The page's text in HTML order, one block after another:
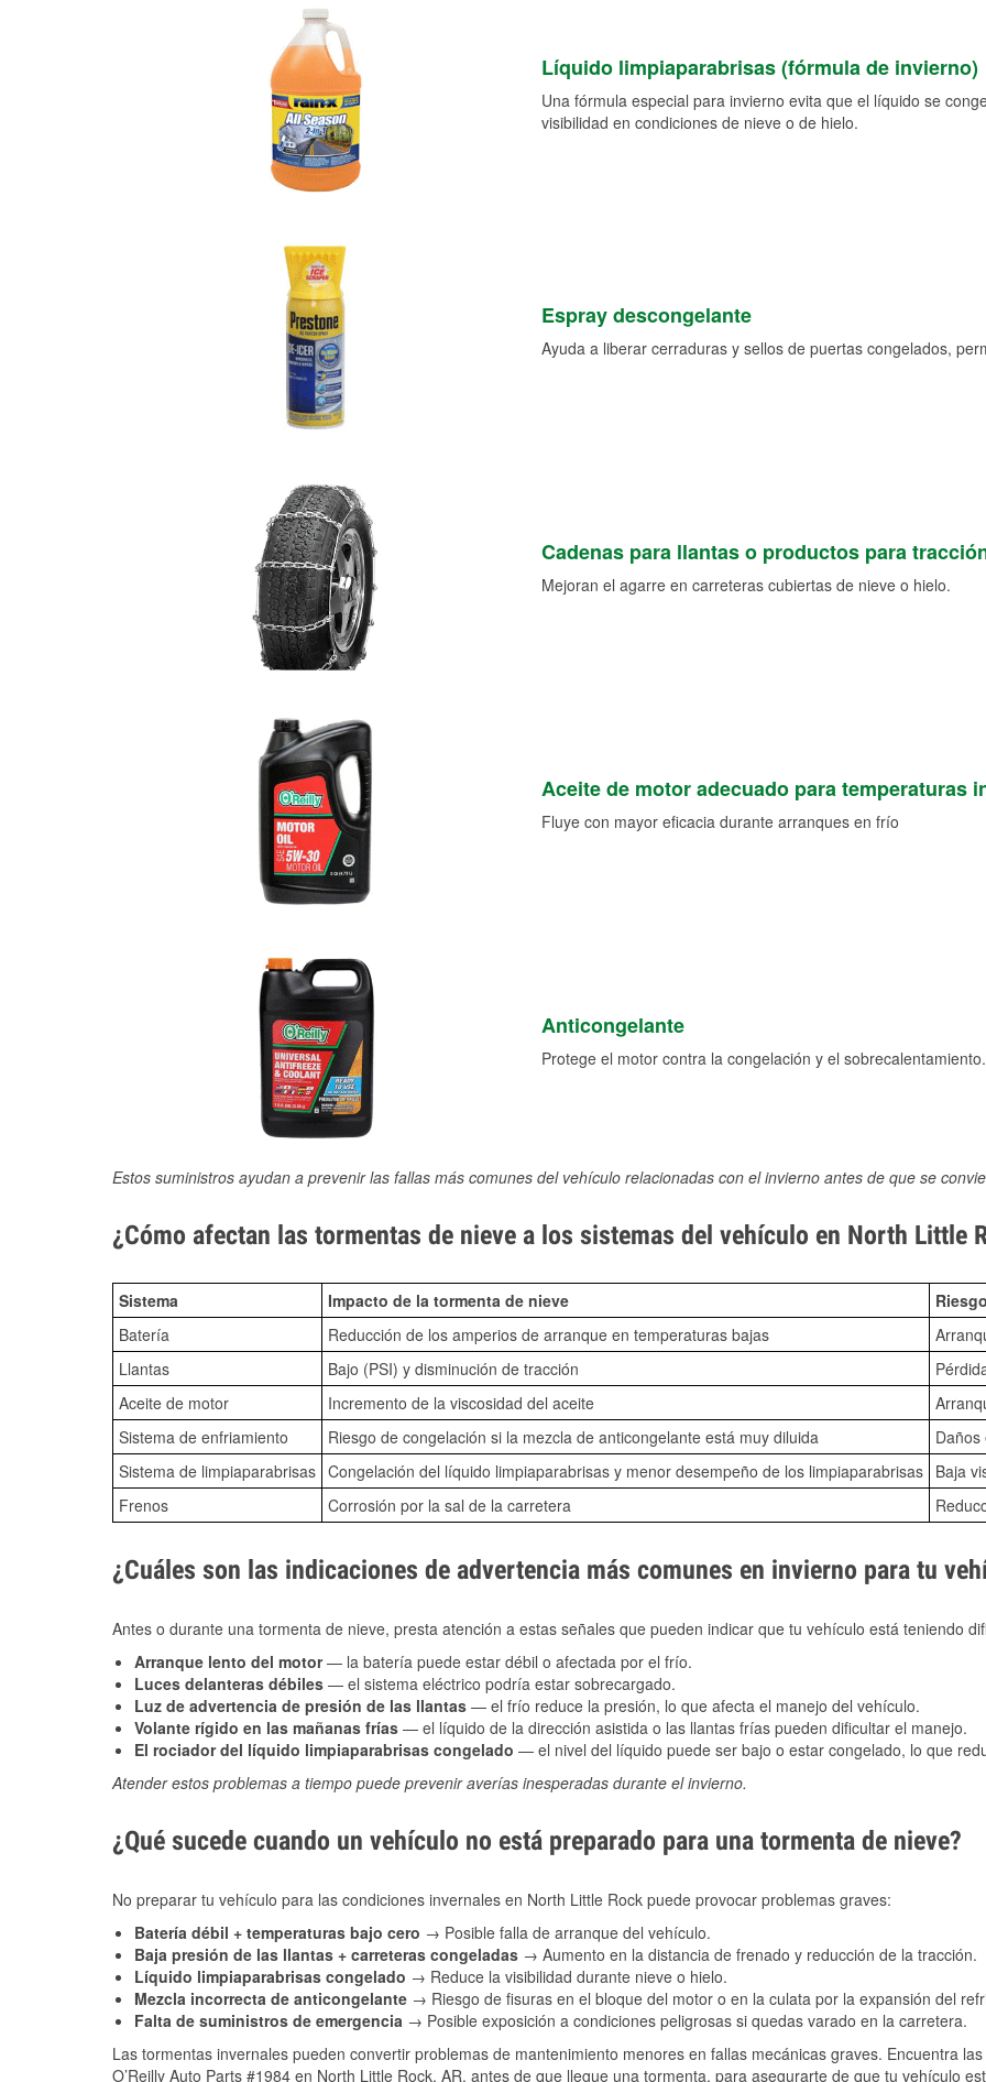
Líquido limpiaparabrisas (fórmula de invierno)
Una fórmula especial para invierno evita que el líquido se
visibilidad en condiciones de nieve o de hielo.
Espray descongelante
Ayuda a liberar cerraduras y sellos de puertas congelados,
Cadenas para llantas o productos para
Mejoran el agarre en carreteras cubiertas de nieve o hielo.
Aceite de motor adecuado para temperaturas
Fluye con mayor eficacia durante arranques en frío
Anticongelante
Protege el motor contra la congelación y el sobrecalentamiento.
Estos suministros ayudan a prevenir las fallas más comunes del vehículo relacionadas con el invierno antes de que se
¿Cómo afectan las tormentas de nieve a los sistemas del vehículo en North Little
Sistema Impacto de la tormenta de nieve
Batería
Reducción de los amperios de arranque en temperaturas bajas
Llantas
Bajo (PSI) y disminución de tracción
Aceite de motor
Incremento de la viscosidad del aceite
Sistema de enfriamiento
Riesgo de congelación si la mezcla de anticongelante está muy diluida
Sistema de limpiaparabrisas Congelación del líquido limpiaparabrisas y menor desempeño de los limpiaparabrisas Baja
Frenos
Corrosión por la sal de la carretera
¿Cuáles son las indicaciones de advertencia más comunes en invierno para tu
Antes o durante una tormenta de nieve, presta atención a estas señales que pueden indicar que tu vehículo está teniendo
Arranque lento del motor— la batería puede estar débil o afectada por el frío.
Luces delanteras débiles — el sistema eléctrico podría estar sobrecargado.
Luz de advertencia de presión de las llantas — el frío reduce la presión, lo que afecta el manejo del vehículo.
Volante rígido en las mañanas frías — el líquido de la dirección asistida o las llantas frías pueden dificultar el manejo.
El rociador del líquido limpiaparabrisas congelado — el nivel del líquido puede ser bajo o estar congelado, lo que
Atender estos problemas a tiempo puede prevenir averías inesperadas durante el invierno.
¿Qué sucede cuando un vehículo no está preparado para una tormenta de nieve?
No preparar tu vehículo para las condiciones invernales en North Little Rock puede provocar problemas graves:
Batería débil + temperaturas bajo cero → Posible falla de arranque del vehículo.
Baja presión de las llantas + carreteras congeladas → Aumento en la distancia de frenado y reducción de la tracción.
Líquido limpiaparabrisas congelado → Reduce la visibilidad durante nieve o hielo.
Mezcla incorrecta de anticongelante → Riesgo de fisuras en el bloque del motor o en la culata por la expansión del
Falta de suministros de emergencia → Posible exposición a condiciones peligrosas si quedas varado en la carretera.
Las tormentas invernales pueden convertir problemas de mantenimiento menores en fallas mecánicas graves. Encuentra
O’Reilly Auto Parts #1984 en North Little Rock, AR, antes de que llegue una tormenta, para asegurarte de que tu vehículo